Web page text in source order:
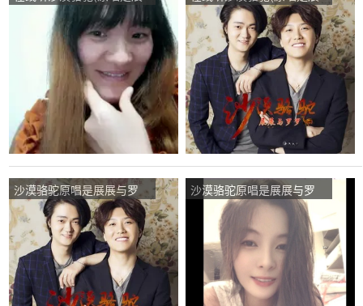
展与罗罗)，为你【家族主
管】黄声华演唱点播:177次
展与罗罗)，请先说你好演
唱点播:75次
沙漠骆驼原唱是展展与罗
罗，由窑鸡先生翻唱(播
放:46)
沙漠骆驼原唱是展展与罗
罗，由敬爱一生翻唱(播
放:15)